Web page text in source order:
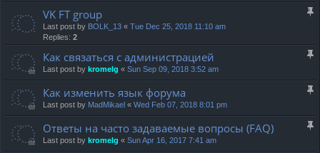
VK FT group
Last post by BOLK_13 « Tue Dec 25, 2018 11:10 am
Replies: 2
Как связаться с администрацией
Last post by kromelg « Sun Sep 09, 2018 3:52 am
Как изменить язык форума
Last post by MadMikael « Wed Feb 07, 2018 8:01 pm
Ответы на часто задаваемые вопросы (FAQ)
Last post by kromelg « Sun Apr 16, 2017 7:41 am